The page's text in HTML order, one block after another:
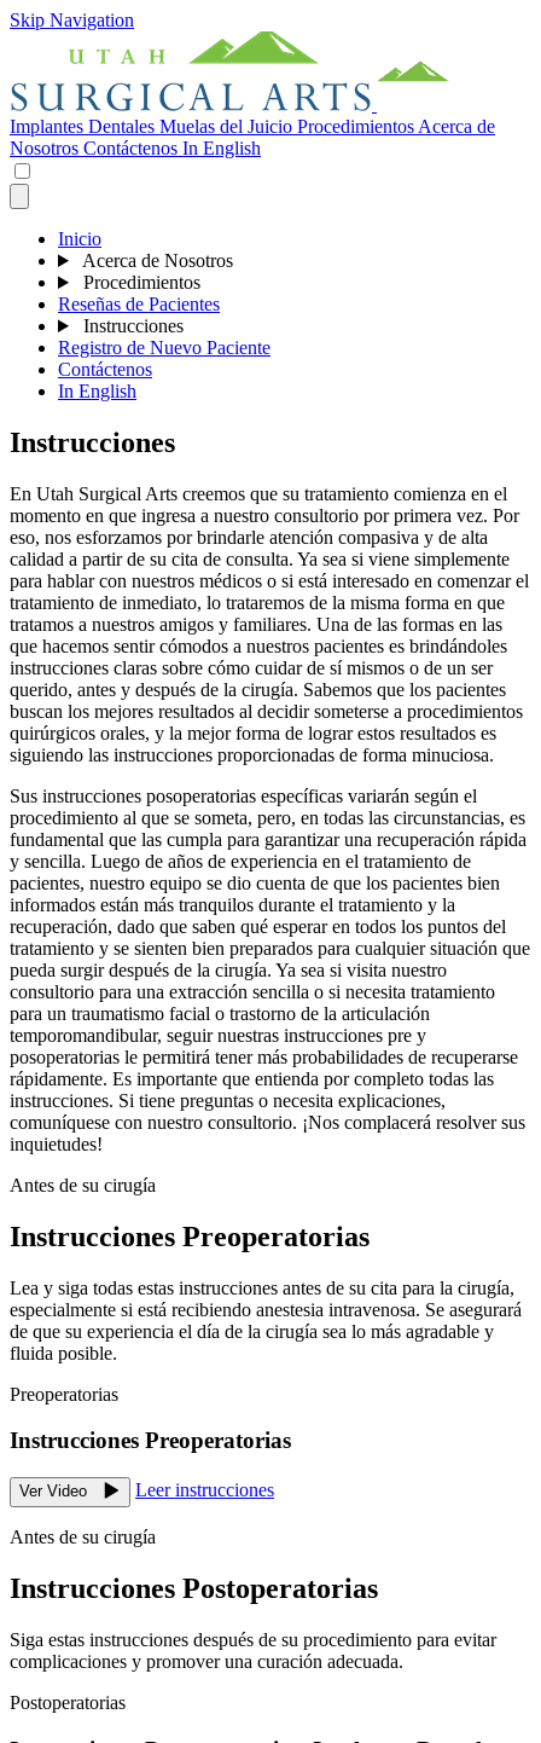
Skip Navigation
Implantes Dentales Muelas del Juicio Procedimientos Acerca de
Nosotros Contáctenos In English
Inicio
Acerca de Nosotros
Procedimientos
Reseñas de Pacientes
Instrucciones
Registro de Nuevo Paciente
Contáctenos
In English
Instrucciones
En Utah Surgical Arts creemos que su tratamiento comienza en el
momento en que ingresa a nuestro consultorio por primera vez. Por
eso, nos esforzamos por brindarle atención compasiva y de alta
calidad a partir de su cita de consulta. Ya sea si viene simplemente
para hablar con nuestros médicos o si está interesado en comenzar el
tratamiento de inmediato, lo trataremos de la misma forma en que
tratamos a nuestros amigos y familiares. Una de las formas en las
que hacemos sentir cómodos a nuestros pacientes es brindándoles
instrucciones claras sobre cómo cuidar de sí mismos o de un ser
querido, antes y después de la cirugía. Sabemos que los pacientes
buscan los mejores resultados al decidir someterse a procedimientos
quirúrgicos orales, y la mejor forma de lograr estos resultados es
siguiendo las instrucciones proporcionadas de forma minuciosa.
Sus instrucciones posoperatorias específicas variarán según el
procedimiento al que se someta, pero, en todas las circunstancias, es
fundamental que las cumpla para garantizar una recuperación rápida
y sencilla. Luego de años de experiencia en el tratamiento de
pacientes, nuestro equipo se dio cuenta de que los pacientes bien
informados están más tranquilos durante el tratamiento y la
recuperación, dado que saben qué esperar en todos los puntos del
tratamiento y se sienten bien preparados para cualquier situación que
pueda surgir después de la cirugía. Ya sea si visita nuestro
consultorio para una extracción sencilla o si necesita tratamiento
para un traumatismo facial o trastorno de la articulación
temporomandibular, seguir nuestras instrucciones pre y
posoperatorias le permitirá tener más probabilidades de recuperarse
rápidamente. Es importante que entienda por completo todas las
instrucciones. Si tiene preguntas o necesita explicaciones,
comuníquese con nuestro consultorio. ¡Nos complacerá resolver sus
inquietudes!
Antes de su cirugía
Instrucciones Preoperatorias
Lea y siga todas estas instrucciones antes de su cita para la cirugía,
especialmente si está recibiendo anestesia intravenosa. Se asegurará
de que su experiencia el día de la cirugía sea lo más agradable y
fluida posible.
Preoperatorias
Instrucciones Preoperatorias
Ver Video Leer instrucciones
Antes de su cirugía
Instrucciones Postoperatorias
Siga estas instrucciones después de su procedimiento para evitar
complicaciones y promover una curación adecuada.
Postoperatorias